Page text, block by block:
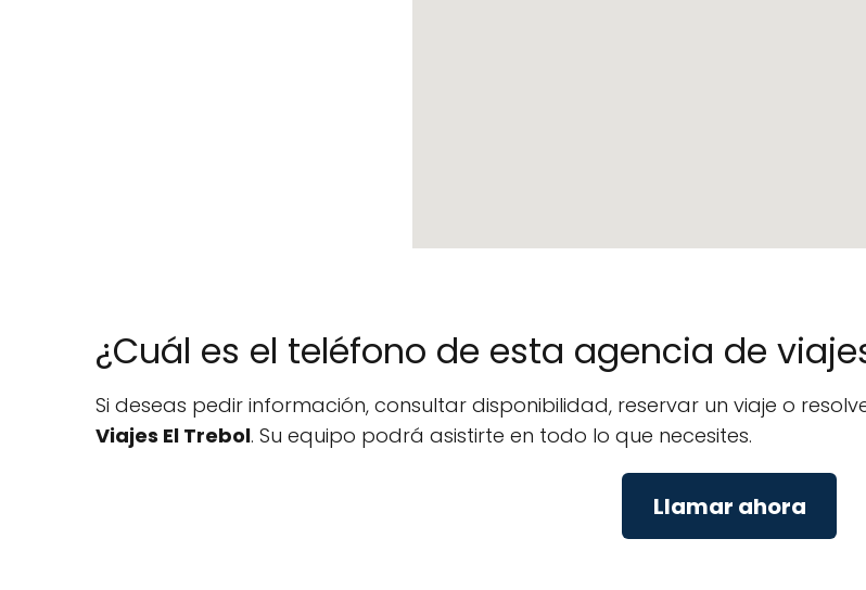
¿Cuál es el teléfono de esta agencia de
Si deseas pedir información, consultar disponibilidad, reservar un viaje o
Viajes El Trebol. Su equipo podrá asistirte en todo lo que necesites.
Llamar ahora